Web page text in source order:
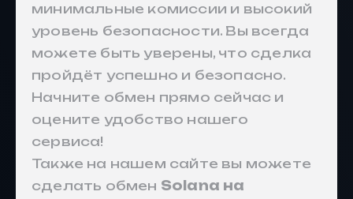
минимальные комиссии и высокий
уровень безопасности. Вы всегда
можете быть уверены, что сделка
пройдёт успешно и безопасно.
Начните обмен прямо сейчас и
оцените удобство нашего
сервиса!
Также на нашем сайте вы можете
сделать обмен Solana на